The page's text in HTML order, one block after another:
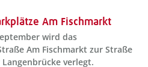
Am Fischmarkt
wird das
Am Fischmarkt zur Straße
verlegt.